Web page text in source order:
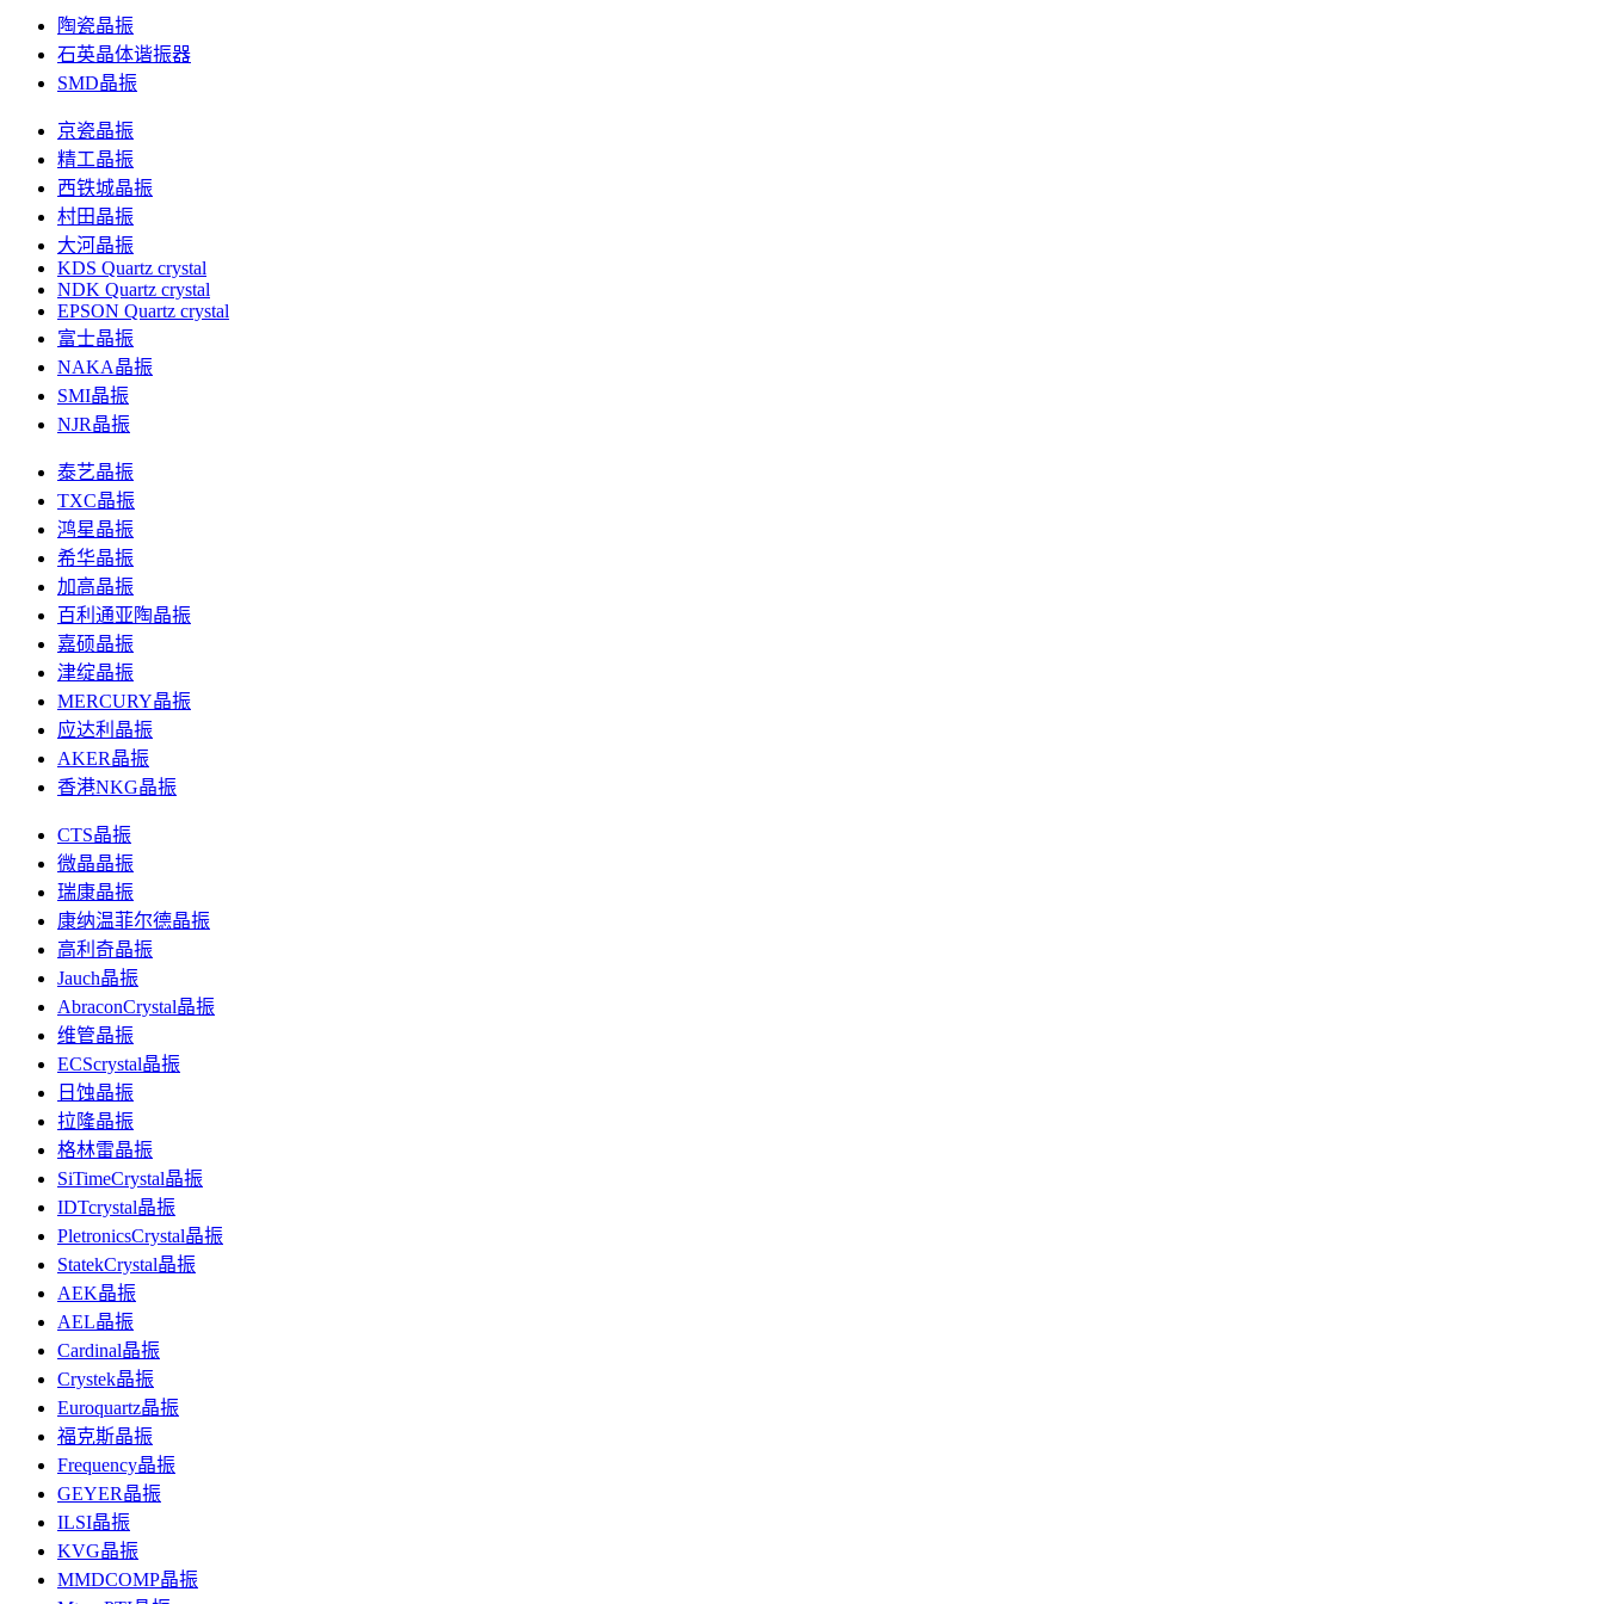
陶瓷晶振
石英晶体谐振器
SMD晶振
京瓷晶振
精工晶振
西铁城晶振
村田晶振
大河晶振
KDS Quartz crystal
NDK Quartz crystal
EPSON Quartz crystal
富士晶振
NAKA晶振
SMI晶振
NJR晶振
泰艺晶振
TXC晶振
鸿星晶振
希华晶振
加高晶振
百利通亚陶晶振
嘉硕晶振
津绽晶振
MERCURY晶振
应达利晶振
AKER晶振
香港NKG晶振
CTS晶振
微晶晶振
瑞康晶振
康纳温菲尔德晶振
高利奇晶振
Jauch晶振
AbraconCrystal晶振
维管晶振
ECScrystal晶振
日蚀晶振
拉隆晶振
格林雷晶振
SiTimeCrystal晶振
IDTcrystal晶振
PletronicsCrystal晶振
StatekCrystal晶振
AEK晶振
AEL晶振
Cardinal晶振
Crystek晶振
Euroquartz晶振
福克斯晶振
Frequency晶振
GEYER晶振
ILSI晶振
KVG晶振
MMDCOMP晶振